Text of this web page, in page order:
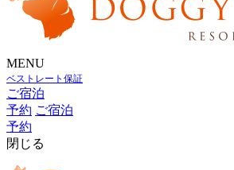
MENU
ベストレート保証
ご宿泊
予約 ご宿泊
予約
閉じる